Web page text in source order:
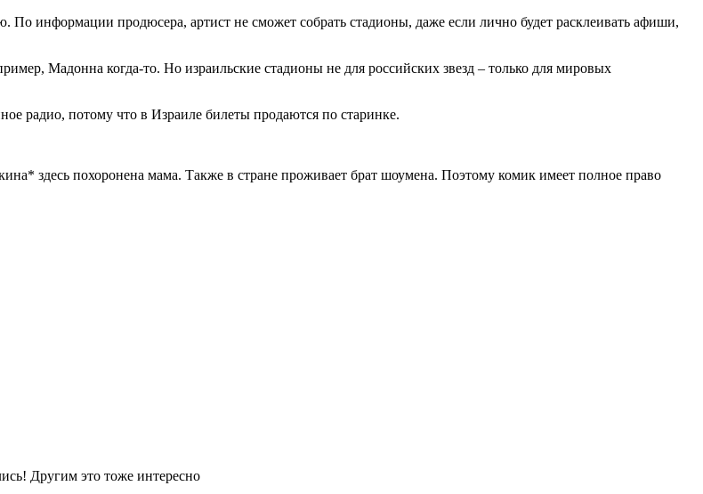
информации продюсера, артист не сможет собрать стадионы, даже если лично будет расклеивать афиши,
Мадонна когда-то. Но израильские стадионы не для российских звезд – только для мировых
радио, потому что в Израиле билеты продаются по старинке.
здесь похоронена мама. Также в стране проживает брат шоумена. Поэтому комик имеет полное право
Другим это тоже интересно